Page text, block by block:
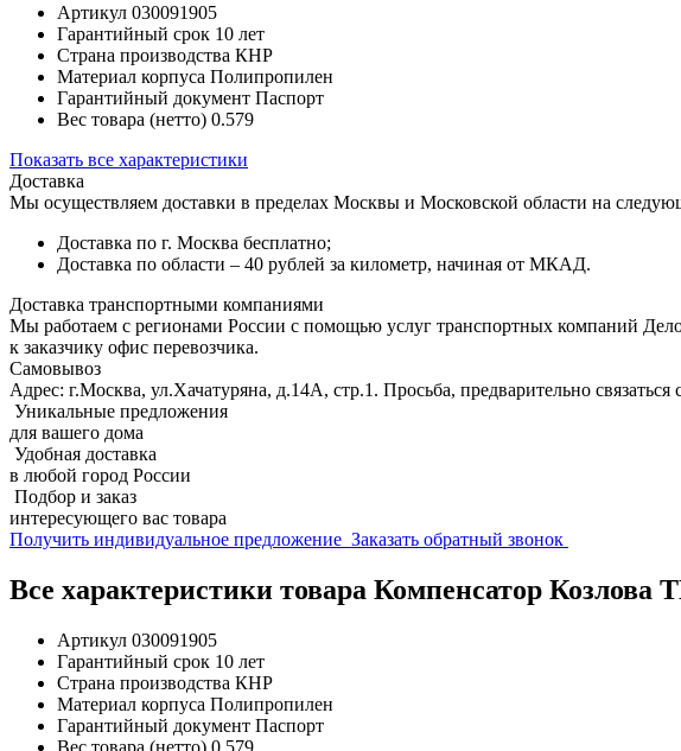
Артикул 030091905
Гарантийный срок 10 лет
Страна производства КНР
Материал корпуса Полипропилен
Гарантийный документ Паспорт
Вес товара (нетто) 0.579
Показать все характеристики
Доставка
Мы осуществляем доставки в пределах Москвы и Московской области на
Доставка по г. Москва бесплатно;
Доставка по области – 40 рублей за километр, начиная от МКАД.
Доставка транспортными компаниями
Мы работаем с регионами России с помощью услуг транспортных компаний
к заказчику офис перевозчика.
Самовывоз
Адрес: г.Москва, ул.Хачатуряна, д.14А, стр.1. Просьба, предварительно связаться
Уникальные предложения
для вашего дома
Удобная доставка
в любой город России
Подбор и заказ
интересующего вас товара
Получить индивидуальное предложение Заказать обратный звонок
Все характеристики товара Компенсатор Козлова
Артикул 030091905
Гарантийный срок 10 лет
Страна производства КНР
Материал корпуса Полипропилен
Гарантийный документ Паспорт
Вес товара (нетто) 0.579